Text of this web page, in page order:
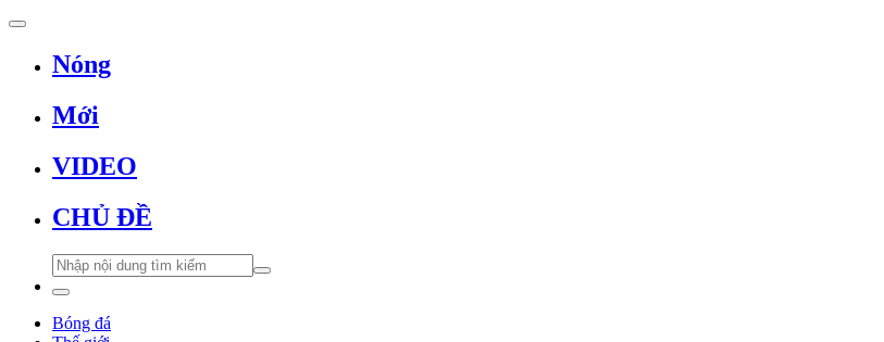
Nóng
Mới
VIDEO
CHỦ ĐỀ
Bóng đá